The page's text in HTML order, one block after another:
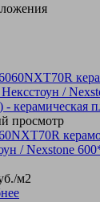
просмотр
/ Nexstone
/м2